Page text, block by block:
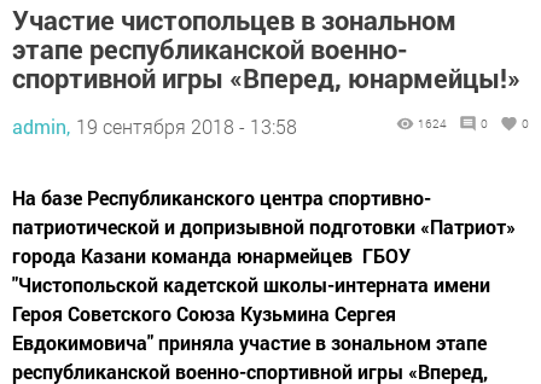
Участие чистопольцев в зональном
этапе республиканской военно-
спортивной игры «Вперед, юнармейцы!»
admin, 19 сентября 2018 - 13:58 1624 0 0
На базе Республиканского центра спортивно-
патриотической и допризывной подготовки «Патриот»
города Казани команда юнармейцев ГБОУ
"Чистопольской кадетской школы-интерната имени
Героя Советского Союза Кузьмина Сергея
Евдокимовича" приняла участие в зональном этапе
республиканской военно-спортивной игры «Вперед,